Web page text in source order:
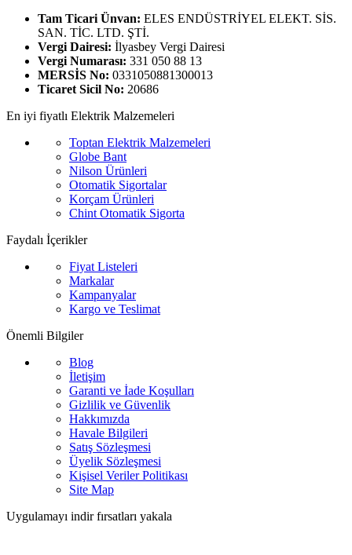
Tam Ticari Ünvan: ELES ENDÜSTRİYEL ELEKT. SİS.
SAN. TİC. LTD. ŞTİ.
Vergi Dairesi: İlyasbey Vergi Dairesi
Vergi Numarası: 331 050 88 13
MERSİS No: 0331050881300013
Ticaret Sicil No: 20686
En iyi fiyatlı Elektrik Malzemeleri
Toptan Elektrik Malzemeleri
Globe Bant
Nilson Ürünleri
Otomatik Sigortalar
Korçam Ürünleri
Chint Otomatik Sigorta
Faydalı İçerikler
Fiyat Listeleri
Markalar
Kampanyalar
Kargo ve Teslimat
Önemli Bilgiler
Blog
İletişim
Garanti ve İade Koşulları
Gizlilik ve Güvenlik
Hakkımızda
Havale Bilgileri
Satış Sözleşmesi
Üyelik Sözleşmesi
Kişisel Veriler Politikası
Site Map
Uygulamayı indir fırsatları yakala